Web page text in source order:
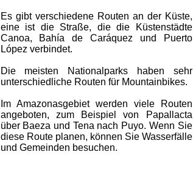
Es gibt verschiedene Routen an der Küste,
eine ist die Straße, die die Küstenstädte
Canoa, Bahía de Caráquez und Puerto
López verbindet.
Die meisten Nationalparks haben sehr
unterschiedliche Routen für Mountainbikes.
Im Amazonasgebiet werden viele Routen
angeboten, zum Beispiel von Papallacta
über Baeza und Tena nach Puyo. Wenn Sie
diese Route planen, können Sie Wasserfälle
und Gemeinden besuchen.